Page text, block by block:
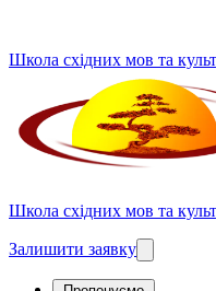
Школа східних мов та
Школа східних мов та
Залишити заявку